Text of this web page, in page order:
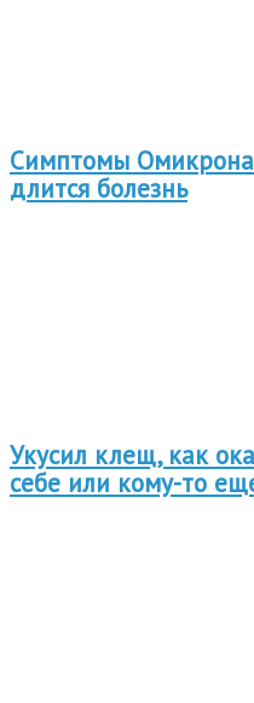
Симптомы Омикрона
длится болезнь
Укусил клещ, как
себе или кому-то